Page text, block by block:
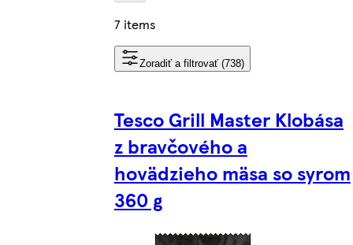
7 items
Zoradiť a filtrovať (738)
Tesco Grill Master Klobása
z bravčového a
hovädzieho mäsa so syrom
360 g